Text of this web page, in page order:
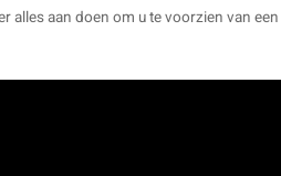
aan doen om u te voorzien van